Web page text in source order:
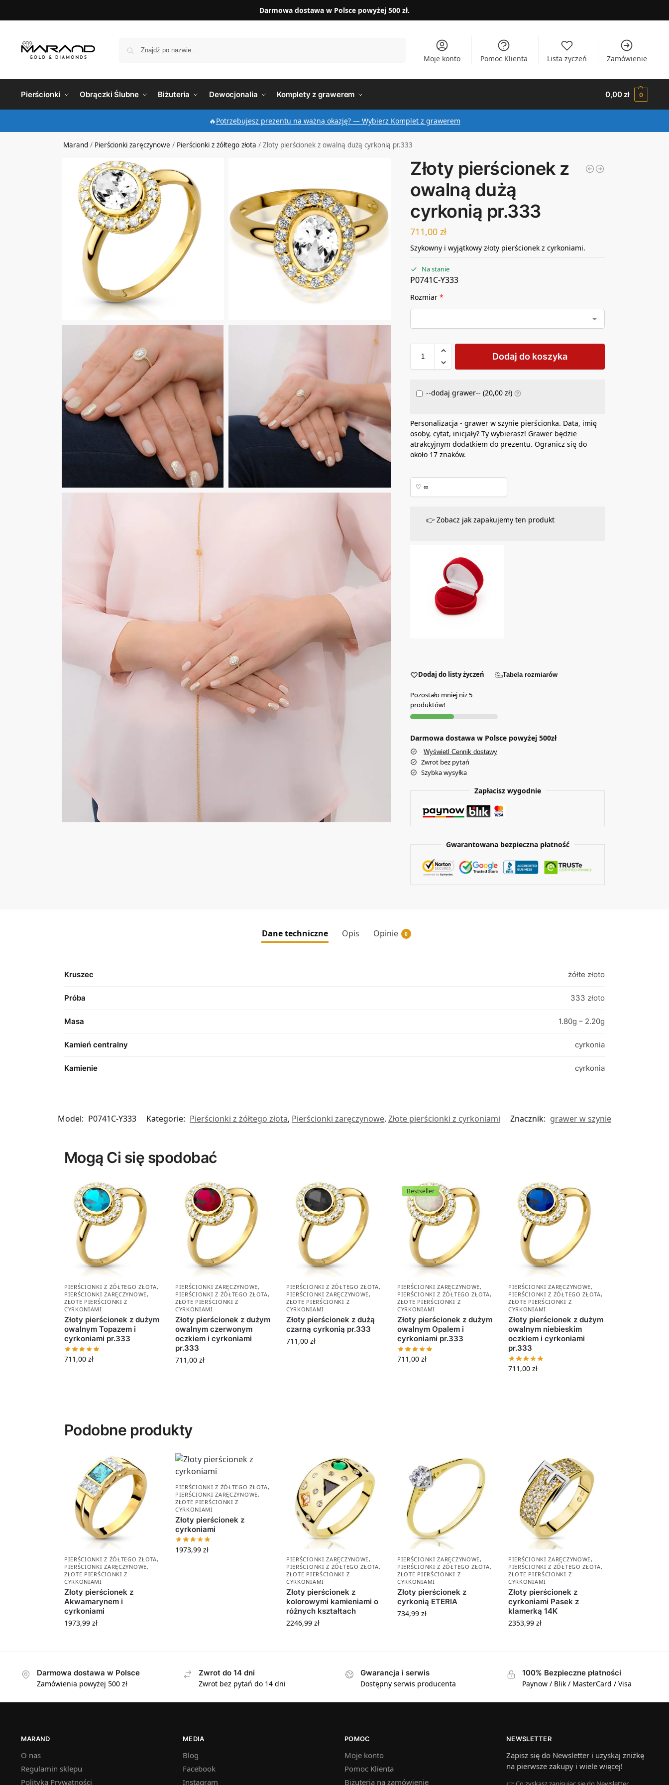
Darmowa dostawa w Polsce powyżej 500 zł.
Moje konto Pomoc Klienta Lista życzeń Zamówienie
Pierścionki Obrączki Ślubne Biżuteria Dewocjonalia Komplety z grawerem 0,00zł 0
🔥Potrzebujesz prezentu na ważną okazję? — Wybierz Komplet z grawerem
Marand / Pierścionki zaręczynowe / Pierścionki z żółtego złota /Złoty pierścionek z owalną dużą cyrkonią pr.333
Złoty pierścionek z
owalną dużą
cyrkonią pr.333
711,00 zł
Szykowny i wyjątkowy złoty pierścionek z cyrkoniami.
Na stanie
P0741C-Y333
Rozmiar*
Dodaj do koszyka
--dodaj grawer-- (20,00zł)
Personalizacja - grawer w szynie pierścionka. Data, imię
osoby, cytat, inicjały? Ty wybierasz! Grawer będzie
atrakcyjnym dodatkiem do prezentu. Ogranicz się do
około 17 znaków.
👉 Zobacz jak zapakujemy ten produkt
Dodaj do listy życzeń Tabela rozmiarów
Pozostało mniej niż 5
produktów!
Darmowa dostawa w Polsce powyżej 500zł
Wyświetl Cennik dostawy
Zwrot bez pytań
Szybka wysyłka
Zapłacisz wygodnie
Gwarantowana bezpieczna płatność
Dane techniczne Opis Opinie 0
Kruszec żółte złoto
Próba 333 złoto
Masa 1.80g – 2.20g
Kamień centralny cyrkonia
Kamienie cyrkonia
Model: P0741C-Y333 Kategorie: Pierścionki z żółtego złota, Pierścionki zaręczynowe, Złote pierścionki z cyrkoniami Znacznik: grawer w szynie
Mogą Ci się spodobać
PIERŚCIONKI Z ŻÓŁTEGO ZŁOTA,
PIERŚCIONKI ZARĘCZYNOWE,
ZŁOTE PIERŚCIONKI Z
CYRKONIAMI
Złoty pierścionek z dużym
owalnym Topazem i
cyrkoniami pr.333
711,00 zł
PIERŚCIONKI ZARĘCZYNOWE,
PIERŚCIONKI Z ŻÓŁTEGO ZŁOTA,
ZŁOTE PIERŚCIONKI Z
CYRKONIAMI
Złoty pierścionek z dużym
owalnym czerwonym
oczkiem i cyrkoniami
pr.333
711,00 zł
PIERŚCIONKI Z ŻÓŁTEGO ZŁOTA,
PIERŚCIONKI ZARĘCZYNOWE,
ZŁOTE PIERŚCIONKI Z
CYRKONIAMI
Złoty pierścionek z dużą
czarną cyrkonią pr.333
711,00 zł
Bestseller
PIERŚCIONKI ZARĘCZYNOWE,
PIERŚCIONKI Z ŻÓŁTEGO ZŁOTA,
ZŁOTE PIERŚCIONKI Z
CYRKONIAMI
Złoty pierścionek z dużym
owalnym Opalem i
cyrkoniami pr.333
711,00 zł
PIERŚCIONKI ZARĘCZYNOWE,
PIERŚCIONKI Z ŻÓŁTEGO ZŁOTA,
ZŁOTE PIERŚCIONKI Z
CYRKONIAMI
Złoty pierścionek z dużym
owalnym niebieskim
oczkiem i cyrkoniami
pr.333
711,00 zł
Podobne produkty
PIERŚCIONKI Z ŻÓŁTEGO ZŁOTA,
PIERŚCIONKI ZARĘCZYNOWE,
ZŁOTE PIERŚCIONKI Z
CYRKONIAMI
Złoty pierścionek z
Akwamarynem i
cyrkoniami
1973,99 zł
PIERŚCIONKI Z ŻÓŁTEGO ZŁOTA,
PIERŚCIONKI ZARĘCZYNOWE,
ZŁOTE PIERŚCIONKI Z
CYRKONIAMI
Złoty pierścionek z
cyrkoniami
1973,99 zł
PIERŚCIONKI ZARĘCZYNOWE,
PIERŚCIONKI Z ŻÓŁTEGO ZŁOTA,
ZŁOTE PIERŚCIONKI Z
CYRKONIAMI
Złoty pierścionek z
kolorowymi kamieniami o
różnych kształtach
2246,99 zł
PIERŚCIONKI ZARĘCZYNOWE,
PIERŚCIONKI Z ŻÓŁTEGO ZŁOTA,
ZŁOTE PIERŚCIONKI Z
CYRKONIAMI
Złoty pierścionek z
cyrkonią ETERIA
734,99 zł
PIERŚCIONKI ZARĘCZYNOWE,
PIERŚCIONKI Z ŻÓŁTEGO ZŁOTA,
ZŁOTE PIERŚCIONKI Z
CYRKONIAMI
Złoty pierścionek z
cyrkoniami Pasek z
klamerką 14K
2353,99 zł
Darmowa dostawa w Polsce
Zamówienia powyżej 500 zł
Zwrot do 14 dni
Zwrot bez pytań do 14 dni
Gwarancja i serwis
Dostępny serwis producenta
100% Bezpieczne płatności
Paynow / Blik / MasterCard / Visa
MARAND
O nas
Regulamin sklepu
Polityka Prywatności
MEDIA
Blog
Facebook
Instagram
POMOC
Moje konto
Pomoc Klienta
Biżuteria na zamówienie
NEWSLETTER
Zapisz się do Newsletter i uzyskaj zniżkę
na pierwsze zakupy i wiele więcej!